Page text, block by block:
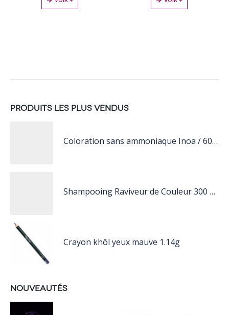
PRODUITS LES PLUS VENDUS
Coloration sans ammoniaque Inoa / 60ML
Shampooing Raviveur de Couleur 300 ml Rose de Schwarzkopf Professional
Crayon khôl yeux mauve 1.14g
NOUVEAUTÉS